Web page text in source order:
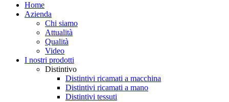
Home
Azienda
Chi siamo
Attualità
Qualità
Video
I nostri prodotti
Distintivo
Distintivi ricamati a macchina
Distintivi ricamati a mano
Distintivi tessuti